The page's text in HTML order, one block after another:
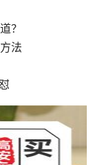
？
法